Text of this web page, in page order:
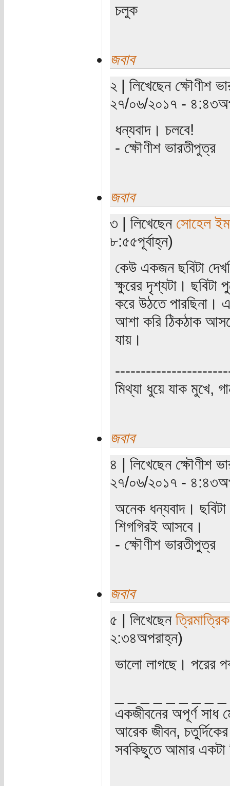
চলুক
জবাব
২ | লিখেছেন ক্ষৌণীশ
২৭/০৬/২০১৭ -
ধন্যবাদ। চলবে!
- ক্ষৌণীশ ভারতীপুত্র
জবাব
৩ | লিখেছেন সোহেল
৮:৫৫পূর্বাহ্ন)
কেউ একজন ছবিটা
ক্ষুরের দৃশ্যটা।
করে উঠতে পারছিনা।
আশা করি ঠিকঠাক
যায়।
মিথ্যা ধুয়ে যাক মুখে,
জবাব
৪ | লিখেছেন ক্ষৌণীশ
২৭/০৬/২০১৭ -
অনেক ধন্যবাদ। ছবিটা
শিগগিরই আসবে।
- ক্ষৌণীশ ভারতীপুত্র
জবাব
৫ | লিখেছেন
২:৩৪অপরাহ্ন)
ভালো লাগছে। পরের
একজীবনের অপূর্ণ সাধ
আরেক জীবন, চতুর্দিকের
সবকিছুতে আমার একটা